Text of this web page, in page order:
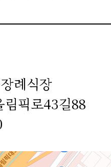
례식장
픽로43길88